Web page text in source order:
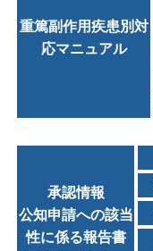
重篤副作用疾患別対
応マニュアル
承認情報
公知申請への該当
性に係る報告書